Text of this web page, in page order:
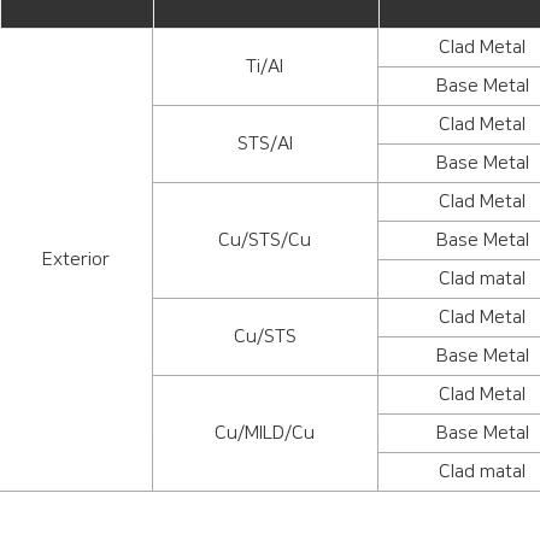
Exterior
Ti/Al
Clad Metal
Base Metal
STS/Al
Clad Metal
Base Metal
Cu/STS/Cu
Clad Metal
Base Metal
Clad matal
Cu/STS
Clad Metal
Base Metal
Cu/MILD/Cu
Clad Metal
Base Metal
Clad matal